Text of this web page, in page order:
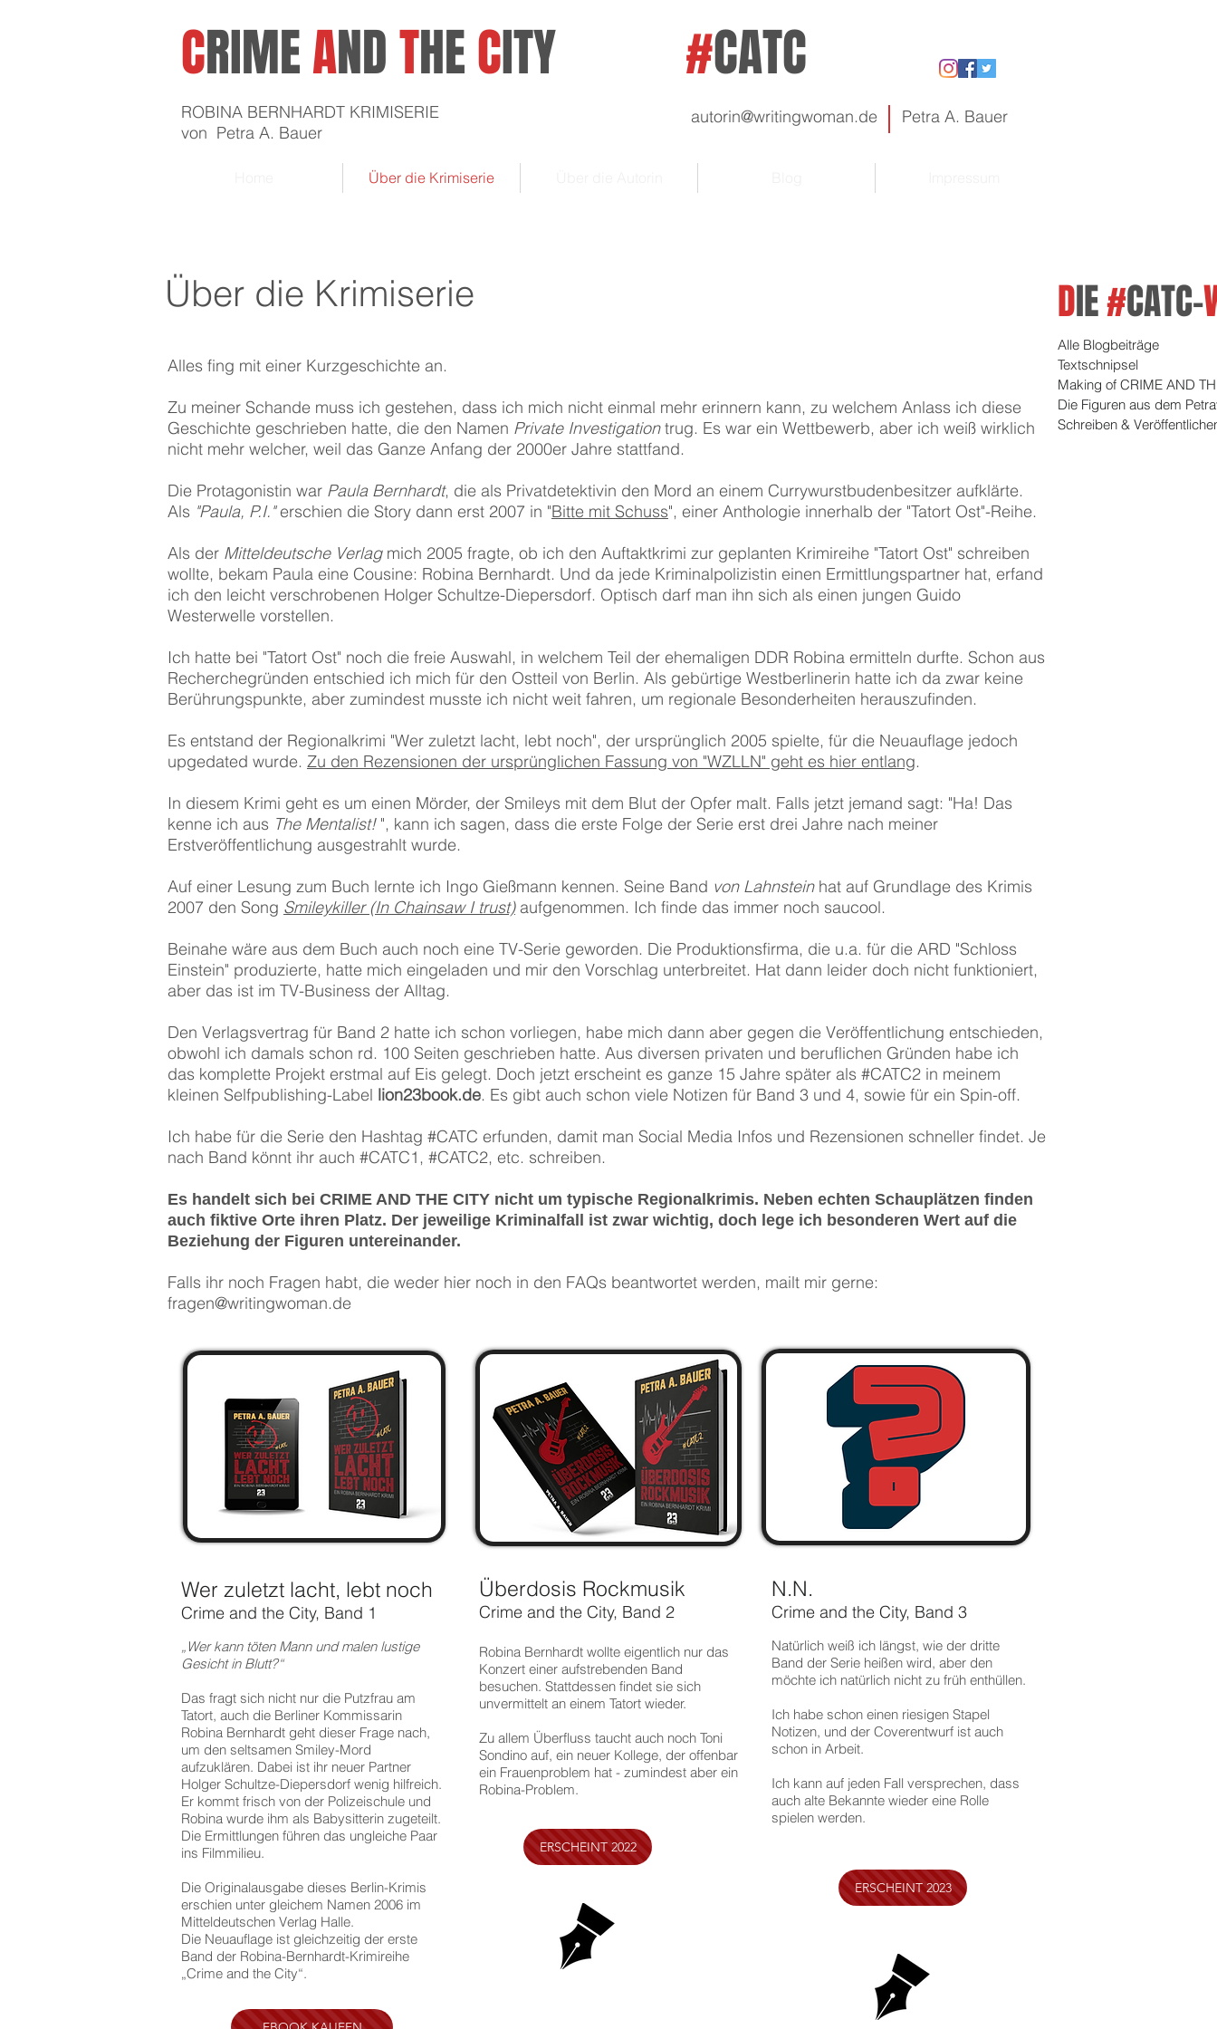
CRIMEANDTHECITY #CATC
ROBINA BERNHARDT KRIMISERIE
von Petra A. Bauer
autorin@writingwoman.de Petra A. Bauer
Über die Krimiserie
Über die Krimiserie
Alles fing mit einer Kurzgeschichte an.
Zu meiner Schande muss ich gestehen, dass ich mich nicht einmal mehr erinnern kann, zu welchem Anlass ich diese
Geschichte geschrieben hatte, die den Namen Private Investigationtrug. Es war ein Wettbewerb, aber ich weiß wirklich
nicht mehr welcher, weil das Ganze Anfang der 2000er Jahre stattfand.
Die Protagonistin war Paula Bernhardt, die als Privatdetektivin den Mord an einem Currywurstbudenbesitzer aufklärte.
Als "Paula, P.I."erschien die Story dann erst 2007 in "Bitte mit Schuss", einer Anthologie innerhalb der "Tatort Ost"-Reihe.
Als der Mitteldeutsche Verlag mich 2005 fragte, ob ich den Auftaktkrimi zur geplanten Krimireihe "Tatort Ost" schreiben
wollte, bekam Paula eine Cousine: Robina Bernhardt. Und da jede Kriminalpolizistin einen Ermittlungspartner hat, erfand
ich den leicht verschrobenen Holger Schultze-Diepersdorf. Optisch darf man ihn sich als einen jungen Guido
Westerwelle vorstellen.
Ich hatte bei "Tatort Ost" noch die freie Auswahl, in welchem Teil der ehemaligen DDR Robina ermitteln durfte. Schon aus
Recherchegründen entschied ich mich für den Ostteil von Berlin. Als gebürtige Westberlinerin hatte ich da zwar keine
Berührungspunkte, aber zumindest musste ich nicht weit fahren, um regionale Besonderheiten herauszufinden.
Es entstand der Regionalkrimi "Wer zuletzt lacht, lebt noch", der ursprünglich 2005 spielte, für die Neuauflage jedoch
upgedated wurde. Zu den Rezensionen der ursprünglichen Fassung von "WZLLN" geht es hier entlang.
In diesem Krimi geht es um einen Mörder, der Smileys mit dem Blut der Opfer malt. Falls jetzt jemand sagt: "Ha! Das
kenne ich aus The Mentalist! ", kann ich sagen, dass die erste Folge der Serie erst drei Jahre nach meiner
Erstveröffentlichung ausgestrahlt wurde.
Auf einer Lesung zum Buch lernte ich Ingo Gießmann kennen. Seine Band von Lahnstein hat auf Grundlage des Krimis
2007 den Song Smileykiller (In Chainsaw I trust)aufgenommen. Ich finde das immer noch saucool.
Beinahe wäre aus dem Buch auch noch eine TV-Serie geworden. Die Produktionsfirma, die u.a. für die ARD "Schloss
Einstein" produzierte, hatte mich eingeladen und mir den Vorschlag unterbreitet. Hat dann leider doch nicht funktioniert,
aber das ist im TV-Business der Alltag.
Den Verlagsvertrag für Band 2 hatte ich schon vorliegen, habe mich dann aber gegen die Veröffentlichung entschieden,
obwohl ich damals schon rd. 100 Seiten geschrieben hatte. Aus diversen privaten und beruflichen Gründen habe ich
das komplette Projekt erstmal auf Eis gelegt. Doch jetzt erscheint es ganze 15 Jahre später als #CATC2 in meinem
kleinen Selfpublishing-Label lion23book.de. Es gibt auch schon viele Notizen für Band 3 und 4, sowie für ein Spin-off.
Ich habe für die Serie den Hashtag #CATC erfunden, damit man Social Media Infos und Rezensionen schneller findet. Je
nach Band könnt ihr auch #CATC1, #CATC2, etc. schreiben.
Es handelt sich bei CRIME AND THE CITY nicht um typische Regionalkrimis. Neben echten Schauplätzen finden
auch fiktive Orte ihren Platz. Der jeweilige Kriminalfall ist zwar wichtig, doch lege ich besonderen Wert auf die
Beziehung der Figuren untereinander.
Falls ihr noch Fragen habt, die weder hier noch in den FAQs beantwortet werden, mailt mir gerne:
fragen@writingwoman.de
Wer zuletzt lacht, lebt noch
Crime and the City, Band 1
„Wer kann töten Mann und malen lustige
Gesicht in Blutt?“
Das fragt sich nicht nur die Putzfrau am
Tatort, auch die Berliner Kommissarin
Robina Bernhardt geht dieser Frage nach,
um den seltsamen Smiley-Mord
aufzuklären. Dabei ist ihr neuer Partner
Holger Schultze-Diepersdorf wenig hilfreich.
Er kommt frisch von der Polizeischule und
Robina wurde ihm als Babysitterin zugeteilt.
Die Ermittlungen führen das ungleiche Paar
ins Filmmilieu.
Die Originalausgabe dieses Berlin-Krimis
erschien unter gleichem Namen 2006 im
Mitteldeutschen Verlag Halle.
Die Neuauflage ist gleichzeitig der erste
Band der Robina-Bernhardt-Krimireihe
„Crime and the City“.
Überdosis Rockmusik
Crime and the City, Band 2
Robina Bernhardt wollte eigentlich nur das
Konzert einer aufstrebenden Band
besuchen. Stattdessen findet sie sich
unvermittelt an einem Tatort wieder.
Zu allem Überfluss taucht auch noch Toni
Sondino auf, ein neuer Kollege, der offenbar
ein Frauenproblem hat - zumindest aber ein
Robina-Problem.
ERSCHEINT 2022
N.N.
Crime and the City, Band 3
Natürlich weiß ich längst, wie der dritte
Band der Serie heißen wird, aber den
möchte ich natürlich nicht zu früh enthüllen.
Ich habe schon einen riesigen Stapel
Notizen, und der Coverentwurf ist auch
schon in Arbeit.
Ich kann auf jeden Fall versprechen, dass
auch alte Bekannte wieder eine Rolle
spielen werden.
ERSCHEINT 2023
DIE#CATC-
Alle Blogbeiträge
Textschnipsel
Making of CRIME AND
Die Figuren aus dem
Schreiben &